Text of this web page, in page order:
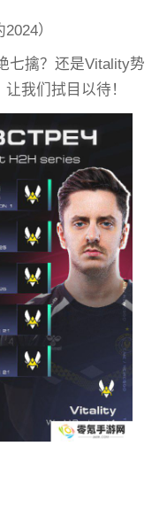
）
七擒？还是Vitality势
我们拭目以待！